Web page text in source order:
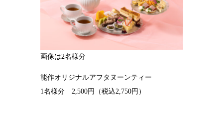
画像は2名様分
能作オリジナルアフタヌーンティー
1名様分 2,500円（税込2,750円）